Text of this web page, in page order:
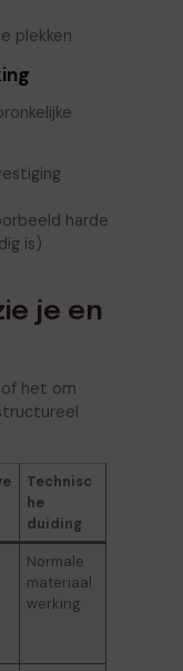
plekken
harde
is)
je en
het om
Technisc
he
duiding
Normale
materiaal
werking